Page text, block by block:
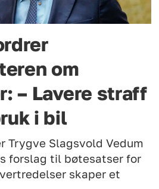
om
– Lavere straff
i bil
Trygve Slagsvold Vedum
forslag til bøtesatser for
skaper et